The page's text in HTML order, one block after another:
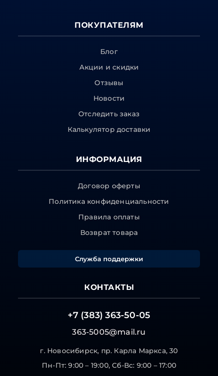
ПОКУПАТЕЛЯМ
Блог
Акции и скидки
Отзывы
Новости
Отследить заказ
Калькулятор доставки
ИНФОРМАЦИЯ
Договор оферты
Политика конфиденциальности
Правила оплаты
Возврат товара
Служба поддержки
КОНТАКТЫ
+7 (383) 363-50-05
363-5005@mail.ru
г. Новосибирск, пр. Карла Маркса, 30
Пн-Пт: 9:00 – 19:00, Сб-Вс: 9:00 – 17:00